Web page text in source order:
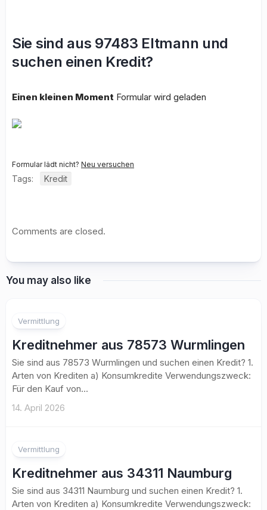
Sie sind aus 97483 Eltmann und
suchen einen Kredit?
Einen kleinen Moment Formular wird geladen
Formular lädt nicht? Neu versuchen
Tags: Kredit
Comments are closed.
You may also like
Vermittlung
Kreditnehmer aus 78573 Wurmlingen
Sie sind aus 78573 Wurmlingen und suchen einen Kredit? 1.
Arten von Krediten a) Konsumkredite Verwendungszweck:
Für den Kauf von...
14. April 2026
Vermittlung
Kreditnehmer aus 34311 Naumburg
Sie sind aus 34311 Naumburg und suchen einen Kredit? 1.
Arten von Krediten a) Konsumkredite Verwendungszweck: